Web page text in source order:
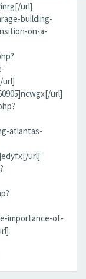
url]
building-
on-a-
url]
url]
atlantas-
url]
importance-of-